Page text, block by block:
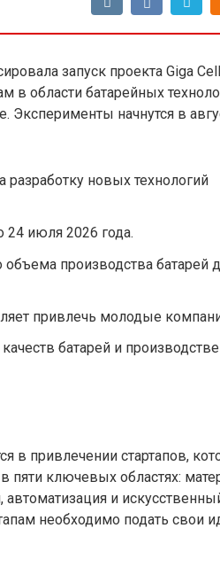
запуск проекта Giga Cell
в области батарейных
Эксперименты начнутся в
разработку новых технологий
24 июля 2026 года.
производства батарей
привлечь молодые
батарей и
в привлечении стартапов,
ключевых областях:
и
необходимо подать свои